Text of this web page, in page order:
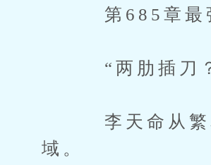
第685章最强
“两肋插刀
李天命从繁星
域。